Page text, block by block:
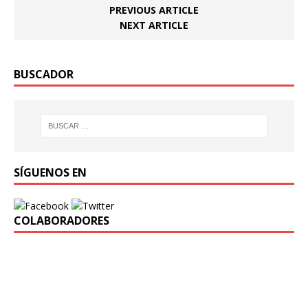
PREVIOUS ARTICLE
NEXT ARTICLE
BUSCADOR
SÍGUENOS EN
COLABORADORES